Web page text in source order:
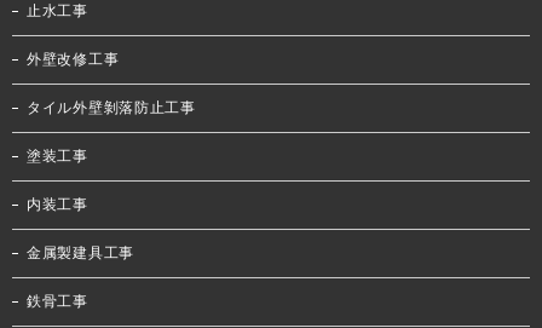
止水工事
外壁改修工事
タイル外壁剝落防止工事
塗装工事
内装工事
金属製建具工事
鉄骨工事